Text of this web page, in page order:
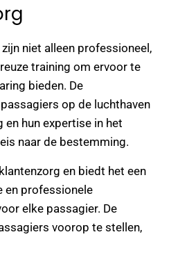
niet alleen professioneel,
training om ervoor te
bieden. De
op de luchthaven
hun expertise in het
naar de bestemming.
en biedt het een
en professionele
elke passagier. De
voorop te stellen,